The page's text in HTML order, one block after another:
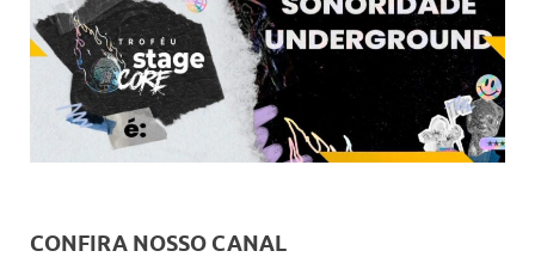
CONFIRA NOSSO CANAL